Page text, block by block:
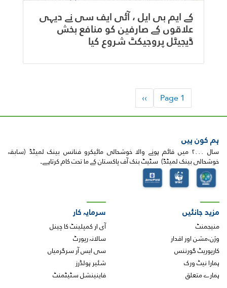
کے ایم بی ایل ، آئی ایف سی نے دیہی
علاقوں کے صارفین کو منافع بخش
ڈیجیٹل پروجیکٹ شروع کیا
Pagination
Page 1
Next
page
››
ہم کون ہیں
سال ۲۰۰۰ میں قائم ہونے والا خوشحالی مائیکرو فنانس بینک لمیٹڈ (سابقہ
خوشحالی بینک لمیٹڈ) سٹیٹ بنک آف پاکستان کے ما تحت کام کرتاہے۔
مزید جانئیں
منیجمنٹ
وژن،مشن اور اقدار
کارپوریٹ گورننس
ہمارا نیٹ ورک
ہمارے متعلق
سرمایہ کار
آی ار کمپلینٹ کا چینل
سالانہ رپورٹ
سی ایس آر سرگرمیاں
شئیر ہولڈرز
فاینینشل سٹیٹمنٹ